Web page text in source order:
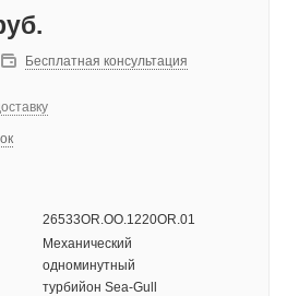
Бесплатная консультация
26533OR.OO.1220OR.01
Механический
одноминутный
турбийон Sea-Gull